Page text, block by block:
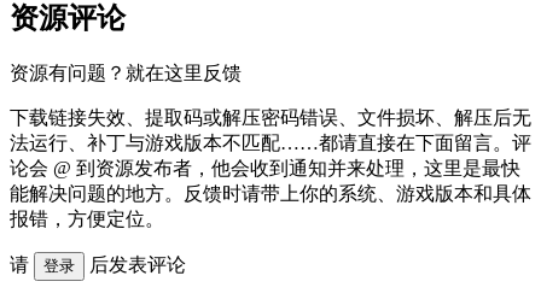
资源评论
资源有问题？就在这里反馈
下载链接失效、提取码或解压密码错误、文件损坏、解压后无
法运行、补丁与游戏版本不匹配……都请直接在下面留言。评
论会 @ 到资源发布者，他会收到通知并来处理，这里是最快
能解决问题的地方。反馈时请带上你的系统、游戏版本和具体
报错，方便定位。
请 登录 后发表评论